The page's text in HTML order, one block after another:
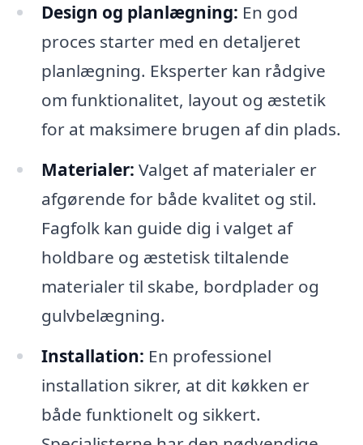
Design og planlægning: En god
proces starter med en detaljeret
planlægning. Eksperter kan rådgive
om funktionalitet, layout og æstetik
for at maksimere brugen af din plads.
Materialer: Valget af materialer er
afgørende for både kvalitet og stil.
Fagfolk kan guide dig i valget af
holdbare og æstetisk tiltalende
materialer til skabe, bordplader og
gulvbelægning.
Installation: En professionel
installation sikrer, at dit køkken er
både funktionelt og sikkert.